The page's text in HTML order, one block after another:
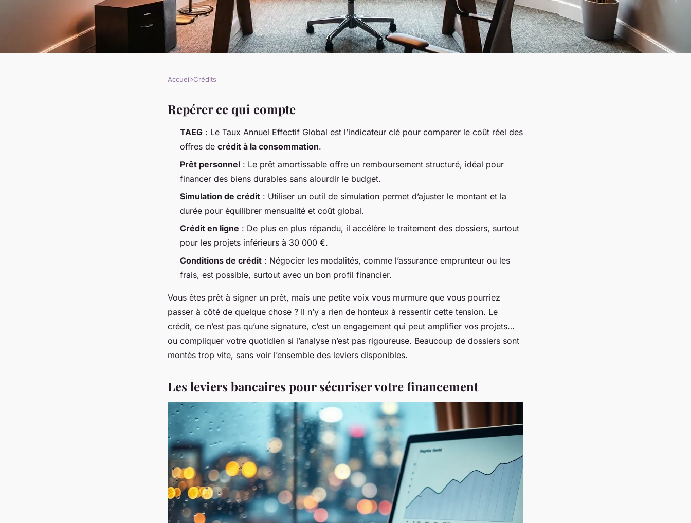
5 solutions de crédit pour réaliser vos
Accueil›Crédits
Repérer ce qui compte
TAEG : Le Taux Annuel Effectif Global est l’indicateur clé pour comparer le coût réel des
offres de crédit à la consommation.
Prêt personnel : Le prêt amortissable offre un remboursement structuré, idéal pour
financer des biens durables sans alourdir le budget.
Simulation de crédit : Utiliser un outil de simulation permet d’ajuster le montant et la
durée pour équilibrer mensualité et coût global.
Crédit en ligne : De plus en plus répandu, il accélère le traitement des dossiers, surtout
pour les projets inférieurs à 30 000 €.
Conditions de crédit : Négocier les modalités, comme l’assurance emprunteur ou les
frais, est possible, surtout avec un bon profil financier.
Vous êtes prêt à signer un prêt, mais une petite voix vous murmure que vous pourriez
passer à côté de quelque chose ? Il n’y a rien de honteux à ressentir cette tension. Le
crédit, ce n’est pas qu’une signature, c’est un engagement qui peut amplifier vos projets…
ou compliquer votre quotidien si l’analyse n’est pas rigoureuse. Beaucoup de dossiers sont
montés trop vite, sans voir l’ensemble des leviers disponibles.
Les leviers bancaires pour sécuriser votre financement